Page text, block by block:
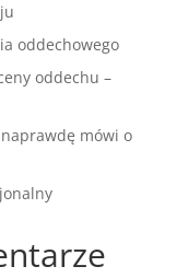
oddechowego
oddechu –
mówi o